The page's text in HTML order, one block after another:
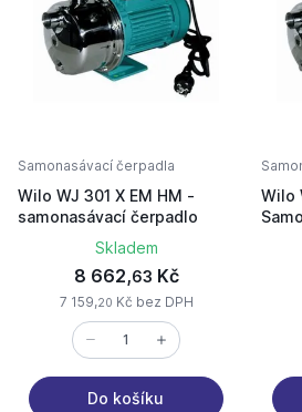
Samonasávací čerpadla
Wilo WJ 301 X EM HM -
samonasávací čerpadlo
Skladem
8 662,63 Kč
7 159,20 Kč bez DPH
Do košíku
Wilo